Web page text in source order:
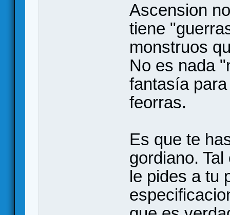
Ascension
tiene
monstruos
No es nada
fantasía
feorras.
Es que te
gordiano.
le pides a tu